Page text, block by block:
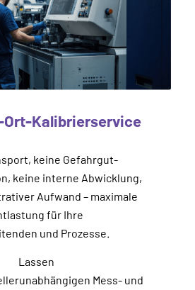
Ort-Kalibrierservice
keine Gefahrgut-
keine interne Abwicklung,
Aufwand – maximale
für Ihre
und Prozesse.
Lassen
Mess- und